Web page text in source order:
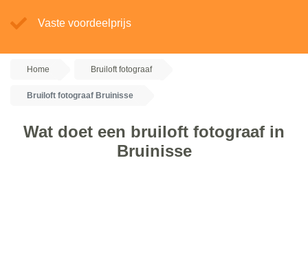
Vaste voordeelprijs
Home Bruiloft fotograaf
Bruiloft fotograaf Bruinisse
Wat doet een bruiloft fotograaf in
Bruinisse